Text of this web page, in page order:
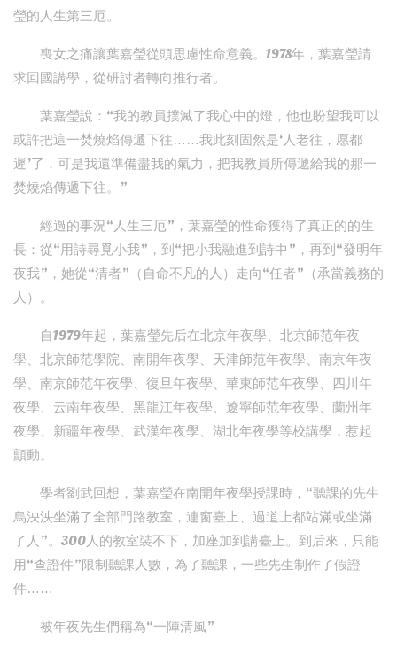
瑩的人生第三厄。
喪女之痛讓葉嘉瑩從頭思慮性命意義。1978年，葉嘉瑩請
求回國講學，從研討者轉向推行者。
葉嘉瑩說：“我的教員撲滅了我心中的燈，他也盼望我可以
或許把這一焚燒焰傳遞下往……我此刻固然是‘人老往，愿都
遲’了，可是我還準備盡我的氣力，把我教員所傳遞給我的那一
焚燒焰傳遞下往。”
經過的事況“人生三厄”，葉嘉瑩的性命獲得了真正的的生
長：從“用詩尋覓小我”，到“把小我融進到詩中”，再到“發明年
夜我”，她從“清者”（自命不凡的人）走向“任者”（承當義務的
人）。
自1979年起，葉嘉瑩先后在北京年夜學、北京師范年夜
學、北京師范學院、南開年夜學、天津師范年夜學、南京年夜
學、南京師范年夜學、復旦年夜學、華東師范年夜學、四川年
夜學、云南年夜學、黑龍江年夜學、遼寧師范年夜學、蘭州年
夜學、新疆年夜學、武漢年夜學、湖北年夜學等校講學，惹起
顫動。
學者劉武回想，葉嘉瑩在南開年夜學授課時，“聽課的先生
烏泱泱坐滿了全部門路教室，連窗臺上、過道上都站滿或坐滿
了人”。300人的教室裝不下，加座加到講臺上。到后來，只能
用“查證件”限制聽課人數，為了聽課，一些先生制作了假證
件……
被年夜先生們稱為“一陣清風”